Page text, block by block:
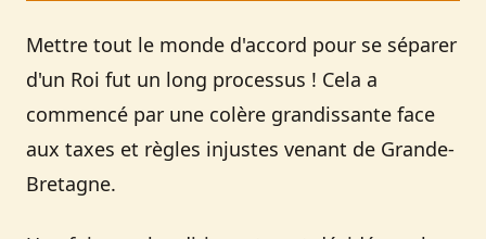
Mettre tout le monde d'accord pour se séparer
d'un Roi fut un long processus ! Cela a
commencé par une colère grandissante face
aux taxes et règles injustes venant de Grande-
Bretagne.